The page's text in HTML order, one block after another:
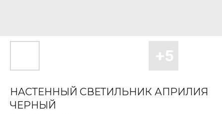
НАСТЕННЫЙ СВЕТИЛЬНИК АПРИЛИЯ
ЧЕРНЫЙ